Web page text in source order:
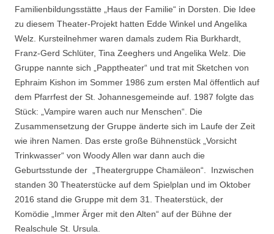
Familienbildungsstätte „Haus der Familie“ in Dorsten. Die Idee
zu diesem Theater-Projekt hatten Edde Winkel und Angelika
Welz. Kursteilnehmer waren damals zudem Ria Burkhardt,
Franz-Gerd Schlüter, Tina Zeeghers und Angelika Welz. Die
Gruppe nannte sich „Papptheater“ und trat mit Sketchen von
Ephraim Kishon im Sommer 1986 zum ersten Mal öffentlich auf
dem Pfarrfest der St. Johannesgemeinde auf. 1987 folgte das
Stück: „Vampire waren auch nur Menschen“. Die
Zusammensetzung der Gruppe änderte sich im Laufe der Zeit
wie ihren Namen. Das erste große Bühnenstück „Vorsicht
Trinkwasser“ von Woody Allen war dann auch die
Geburtsstunde der „Theatergruppe Chamäleon“. Inzwischen
standen 30 Theaterstücke auf dem Spielplan und im Oktober
2016 stand die Gruppe mit dem 31. Theaterstück, der
Komödie „Immer Ärger mit den Alten“ auf der Bühne der
Realschule St. Ursula.